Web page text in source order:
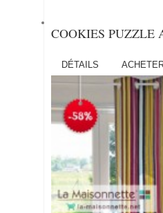
COOKIES PUZZLE
DÉTAILS